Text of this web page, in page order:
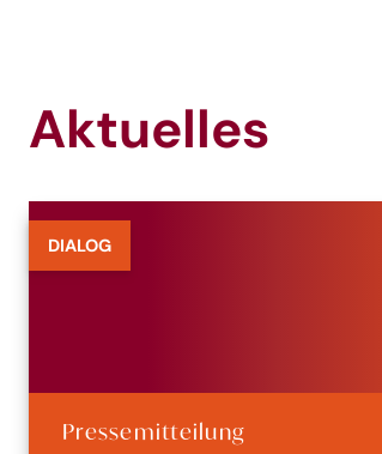
Aktuelles
DIALOG
Pressemitteilung